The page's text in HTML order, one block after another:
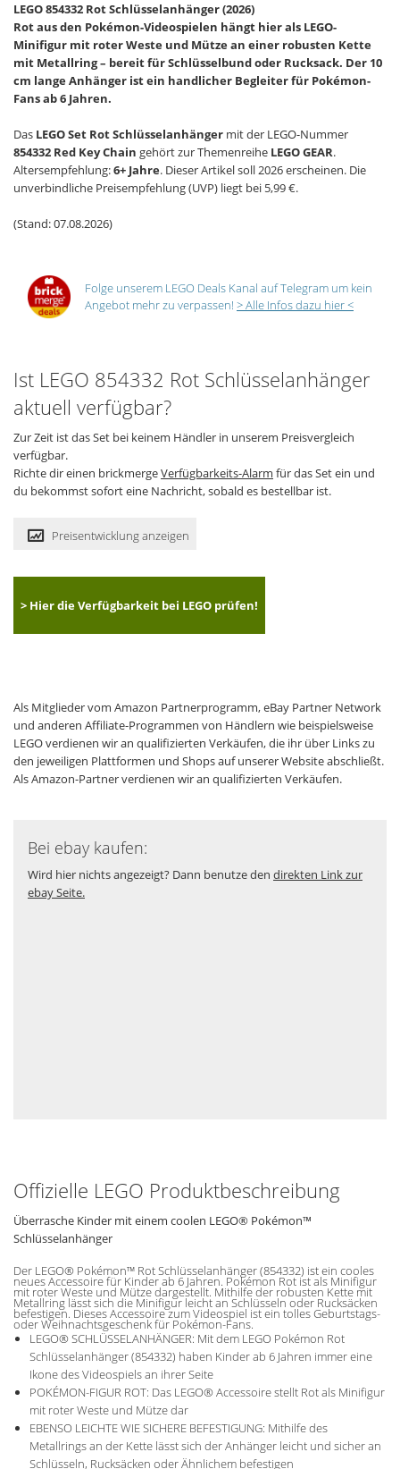
LEGO 854332 Rot Schlüsselanhänger (2026)
Rot aus den Pokémon-Videospielen hängt hier als LEGO-
Minifigur mit roter Weste und Mütze an einer robusten Kette
mit Metallring – bereit für Schlüsselbund oder Rucksack. Der 10
cm lange Anhänger ist ein handlicher Begleiter für Pokémon-
Fans ab 6 Jahren.
Das LEGO Set Rot Schlüsselanhänger mit der LEGO-Nummer
854332 Red Key Chain gehört zur Themenreihe LEGO GEAR.
Altersempfehlung:6+ Jahre. Dieser Artikel soll 2026 erscheinen. Die
unverbindliche Preisempfehlung (UVP) liegt bei 5,99 €.
(Stand: 07.08.2026)
Folge unserem LEGO Deals Kanal auf Telegram um kein
Angebot mehr zu verpassen! > Alle Infos dazu hier <
Ist LEGO 854332 Rot Schlüsselanhänger
aktuell verfügbar?
Zur Zeit ist das Set bei keinem Händler in unserem Preisvergleich
verfügbar.
Richte dir einen brickmergeVerfügbarkeits-Alarm für das Set ein und
du bekommst sofort eine Nachricht, sobald es bestellbar ist.
Preisentwicklung anzeigen
> Hier die Verfügbarkeit bei LEGO prüfen!
Als Mitglieder vom Amazon Partnerprogramm, eBay Partner Network
und anderen Affiliate-Programmen von Händlern wie beispielsweise
LEGO verdienen wir an qualifizierten Verkäufen, die ihr über Links zu
den jeweiligen Plattformen und Shops auf unserer Website abschließt.
Als Amazon-Partner verdienen wir an qualifizierten Verkäufen.
Bei ebay kaufen:
Wird hier nichts angezeigt? Dann benutze den direkten Link zur
ebay Seite.
Offizielle LEGO Produktbeschreibung
Überrasche Kinder mit einem coolen LEGO® Pokémon™
Schlüsselanhänger
Der LEGO® Pokémon™ Rot Schlüsselanhänger (854332) ist ein cooles
neues Accessoire für Kinder ab 6 Jahren. Pokémon Rot ist als Minifigur
mit roter Weste und Mütze dargestellt. Mithilfe der robusten Kette mit
Metallring lässt sich die Minifigur leicht an Schlüsseln oder Rucksäcken
befestigen. Dieses Accessoire zum Videospiel ist ein tolles Geburtstags-
oder Weihnachtsgeschenk für Pokémon-Fans.
LEGO® SCHLÜSSELANHÄNGER: Mit dem LEGO Pokémon Rot
Schlüsselanhänger (854332) haben Kinder ab 6 Jahren immer eine
Ikone des Videospiels an ihrer Seite
POKÉMON-FIGUR ROT: Das LEGO® Accessoire stellt Rot als Minifigur
mit roter Weste und Mütze dar
EBENSO LEICHTE WIE SICHERE BEFESTIGUNG: Mithilfe des
Metallrings an der Kette lässt sich der Anhänger leicht und sicher an
Schlüsseln, Rucksäcken oder Ähnlichem befestigen